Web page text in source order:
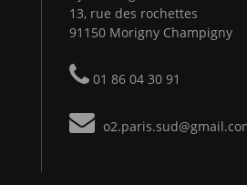
13, rue des rochettes
91150 Morigny Champigny
01 86 04 30 91